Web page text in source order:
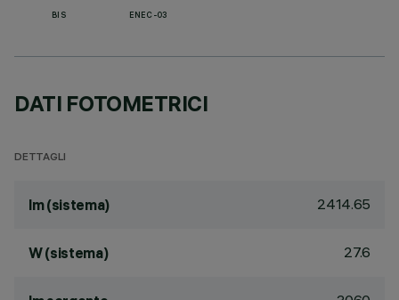
BIS ENEC-03
DATI FOTOMETRICI
DETTAGLI
lm (sistema) 2414.65
W (sistema) 27.6